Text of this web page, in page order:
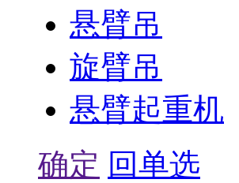
悬臂吊
旋臂吊
悬臂起重机
确定 回单选